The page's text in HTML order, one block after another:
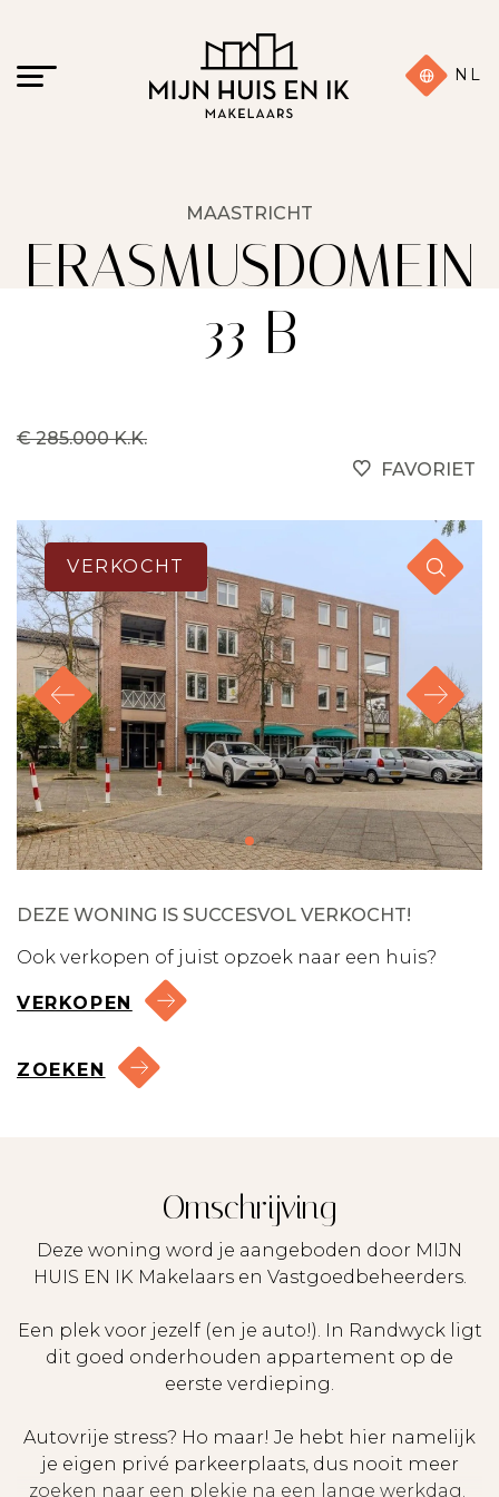
NL
MAASTRICHT
ERASMUSDOMEIN
33 B
€ 285.000 K.K.
FAVORIET
VERKOCHT
DEZE WONING IS SUCCESVOL VERKOCHT!
Ook verkopen of juist opzoek naar een huis?
VERKOPEN
ZOEKEN
Omschrijving
Deze woning word je aangeboden door MIJN
HUIS EN IK Makelaars en Vastgoedbeheerders.
Een plek voor jezelf (en je auto!). In Randwyck ligt
dit goed onderhouden appartement op de
eerste verdieping.
Autovrije stress? Ho maar! Je hebt hier namelijk
je eigen privé parkeerplaats, dus nooit meer
zoeken naar een plekje na een lange werkdag.